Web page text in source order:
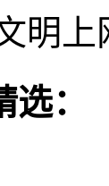
明上
：